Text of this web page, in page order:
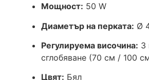
Мощност: 50 W
Диаметър на перката: Ø
Регулируема височина: 3
сглобяване (70 см / 100
Цвят: Бял